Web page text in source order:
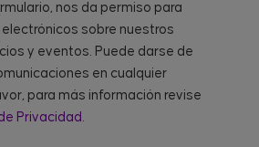
nos da permiso para
sobre nuestros
y eventos. Puede darse de
en cualquier
para más información revise
Privacidad.